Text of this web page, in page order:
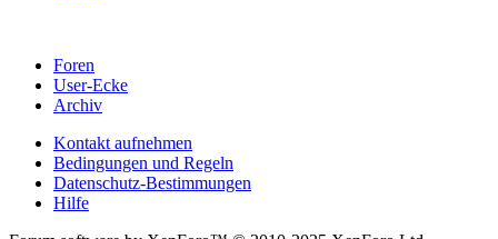
Foren
User-Ecke
Archiv
Kontakt aufnehmen
Bedingungen und Regeln
Datenschutz-Bestimmungen
Hilfe